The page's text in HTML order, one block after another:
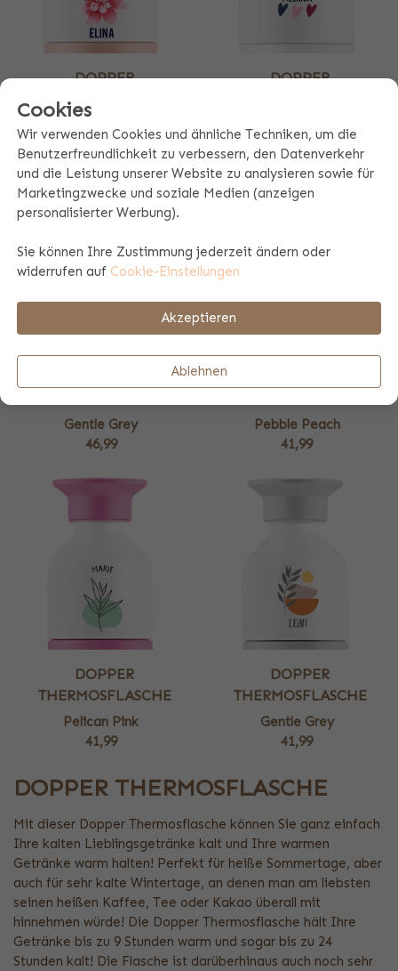
DOPPER
THERMOSFLASCHE
Pebble Peach
46,99
DOPPER
Wavy White
46,99
32,89
Gentle Grey
46,99
Pebble Peach
41,99
DOPPER
THERMOSFLASCHE
Pelican Pink
41,99
DOPPER
THERMOSFLASCHE
Gentle Grey
41,99
DOPPER THERMOSFLASCHE
Mit dieser Dopper Thermosflasche können Sie ganz einfach
Ihre kalten Lieblingsgetränke kalt und Ihre warmen
Getränke warm halten! Perfekt für heiße Sommertage, aber
auch für sehr kalte Wintertage, an denen man am liebsten
seinen heißen Kaffee, Tee oder Kakao überall mit
hinnehmen würde! Die Dopper Thermosflasche hält Ihre
Getränke bis zu 9 Stunden warm und sogar bis zu 24
Stunden kalt! Die Flasche ist darüberhinaus auch noch sehr
Cookies
Wir verwenden Cookies und ähnliche Techniken, um die
Benutzerfreundlichkeit zu verbessern, den Datenverkehr
und die Leistung unserer Website zu analysieren sowie für
Marketingzwecke und soziale Medien (anzeigen
personalisierter Werbung).
Sie können Ihre Zustimmung jederzeit ändern oder
widerrufen auf Cookie-Einstellungen
Akzeptieren
Ablehnen